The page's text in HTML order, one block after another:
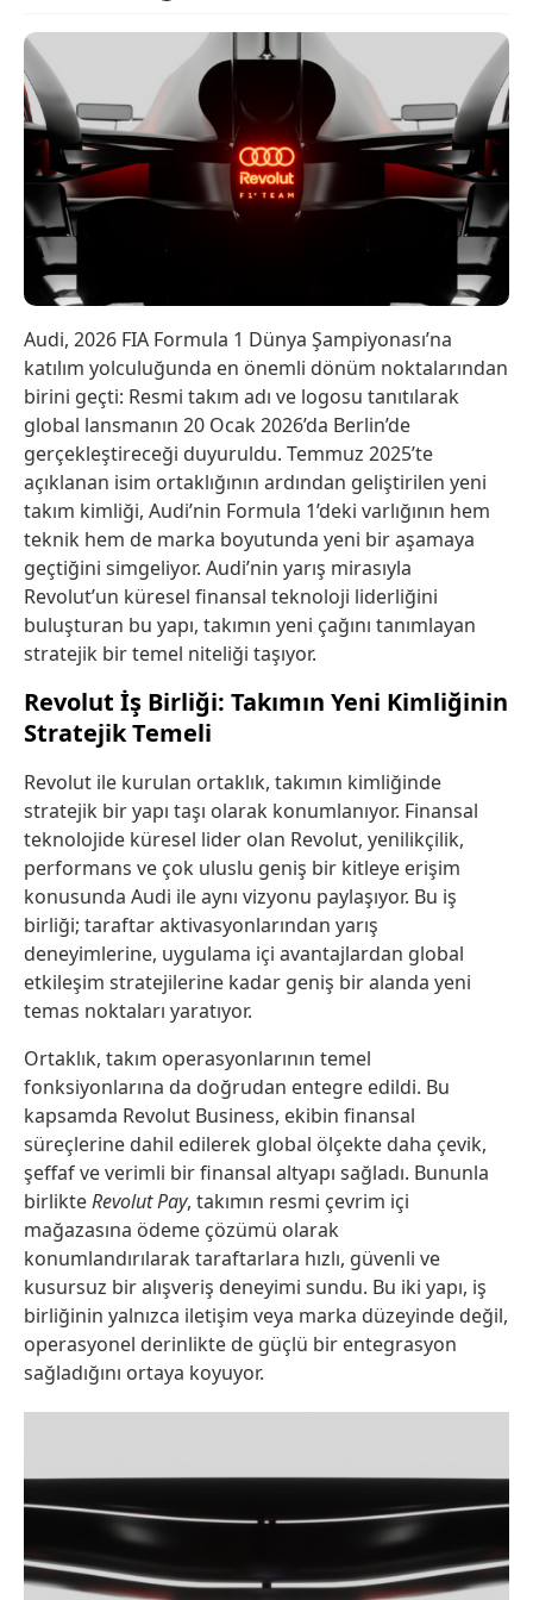
Audi, 2026 FIA Formula 1 Dünya Şampiyonası’na
katılım yolculuğunda en önemli dönüm noktalarından
birini geçti: Resmi takım adı ve logosu tanıtılarak
global lansmanın 20 Ocak 2026’da Berlin’de
gerçekleştireceği duyuruldu. Temmuz 2025’te
açıklanan isim ortaklığının ardından geliştirilen yeni
takım kimliği, Audi’nin Formula 1’deki varlığının hem
teknik hem de marka boyutunda yeni bir aşamaya
geçtiğini simgeliyor. Audi’nin yarış mirasıyla
Revolut’un küresel finansal teknoloji liderliğini
buluşturan bu yapı, takımın yeni çağını tanımlayan
stratejik bir temel niteliği taşıyor.
Revolut İş Birliği: Takımın Yeni Kimliğinin
Stratejik Temeli
Revolut ile kurulan ortaklık, takımın kimliğinde
stratejik bir yapı taşı olarak konumlanıyor. Finansal
teknolojide küresel lider olan Revolut, yenilikçilik,
performans ve çok uluslu geniş bir kitleye erişim
konusunda Audi ile aynı vizyonu paylaşıyor. Bu iş
birliği; taraftar aktivasyonlarından yarış
deneyimlerine, uygulama içi avantajlardan global
etkileşim stratejilerine kadar geniş bir alanda yeni
temas noktaları yaratıyor.
Ortaklık, takım operasyonlarının temel
fonksiyonlarına da doğrudan entegre edildi. Bu
kapsamda Revolut Business, ekibin finansal
süreçlerine dahil edilerek global ölçekte daha çevik,
şeffaf ve verimli bir finansal altyapı sağladı. Bununla
birlikteRevolut Pay, takımın resmi çevrim içi
mağazasına ödeme çözümü olarak
konumlandırılarak taraftarlara hızlı, güvenli ve
kusursuz bir alışveriş deneyimi sundu. Bu iki yapı, iş
birliğinin yalnızca iletişim veya marka düzeyinde değil,
operasyonel derinlikte de güçlü bir entegrasyon
sağladığını ortaya koyuyor.